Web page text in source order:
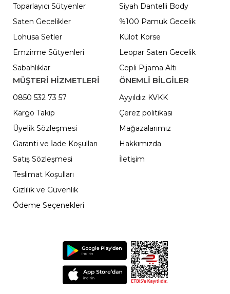
Toparlayıcı Sütyenler
Saten Gecelikler
Lohusa Setler
Emzirme Sütyenleri
Sabahlıklar
Siyah Dantelli Body
%100 Pamuk Gecelik
Külot Korse
Leopar Saten Gecelik
Cepli Pijama Altı
MÜŞTERİ HİZMETLERİ
0850 532 73 57
Kargo Takip
Üyelik Sözleşmesi
Garanti ve İade Koşulları
Satış Sözleşmesi
Teslimat Koşulları
Gizlilik ve Güvenlik
Ödeme Seçenekleri
ÖNEMLI BILGILER
Ayyıldız KVKK
Çerez politikası
Mağazalarımız
Hakkımızda
İletişim